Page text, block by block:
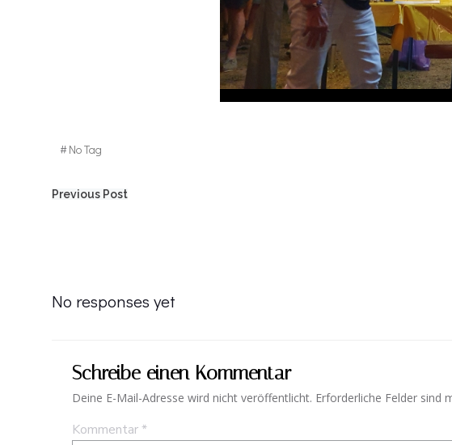
#No Tag
Post
Previous Post
No responses yet
Schreibe einen Kommentar
Deine E-Mail-Adresse wird nicht veröffentlicht. Erforderliche Felder sind
Kommentar*